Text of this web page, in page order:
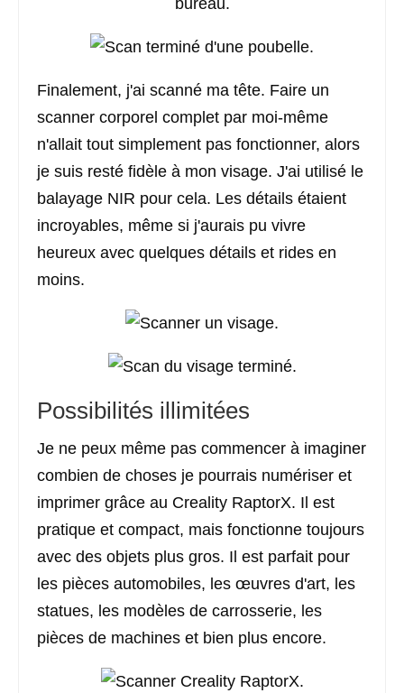
Finalement, j'ai scanné ma tête. Faire un
scanner corporel complet par moi-même
n'allait tout simplement pas fonctionner, alors
je suis resté fidèle à mon visage. J'ai utilisé le
balayage NIR pour cela. Les détails étaient
incroyables, même si j'aurais pu vivre
heureux avec quelques détails et rides en
moins.
Possibilités illimitées
Je ne peux même pas commencer à imaginer
combien de choses je pourrais numériser et
imprimer grâce au Creality RaptorX. Il est
pratique et compact, mais fonctionne toujours
avec des objets plus gros. Il est parfait pour
les pièces automobiles, les œuvres d'art, les
statues, les modèles de carrosserie, les
pièces de machines et bien plus encore.